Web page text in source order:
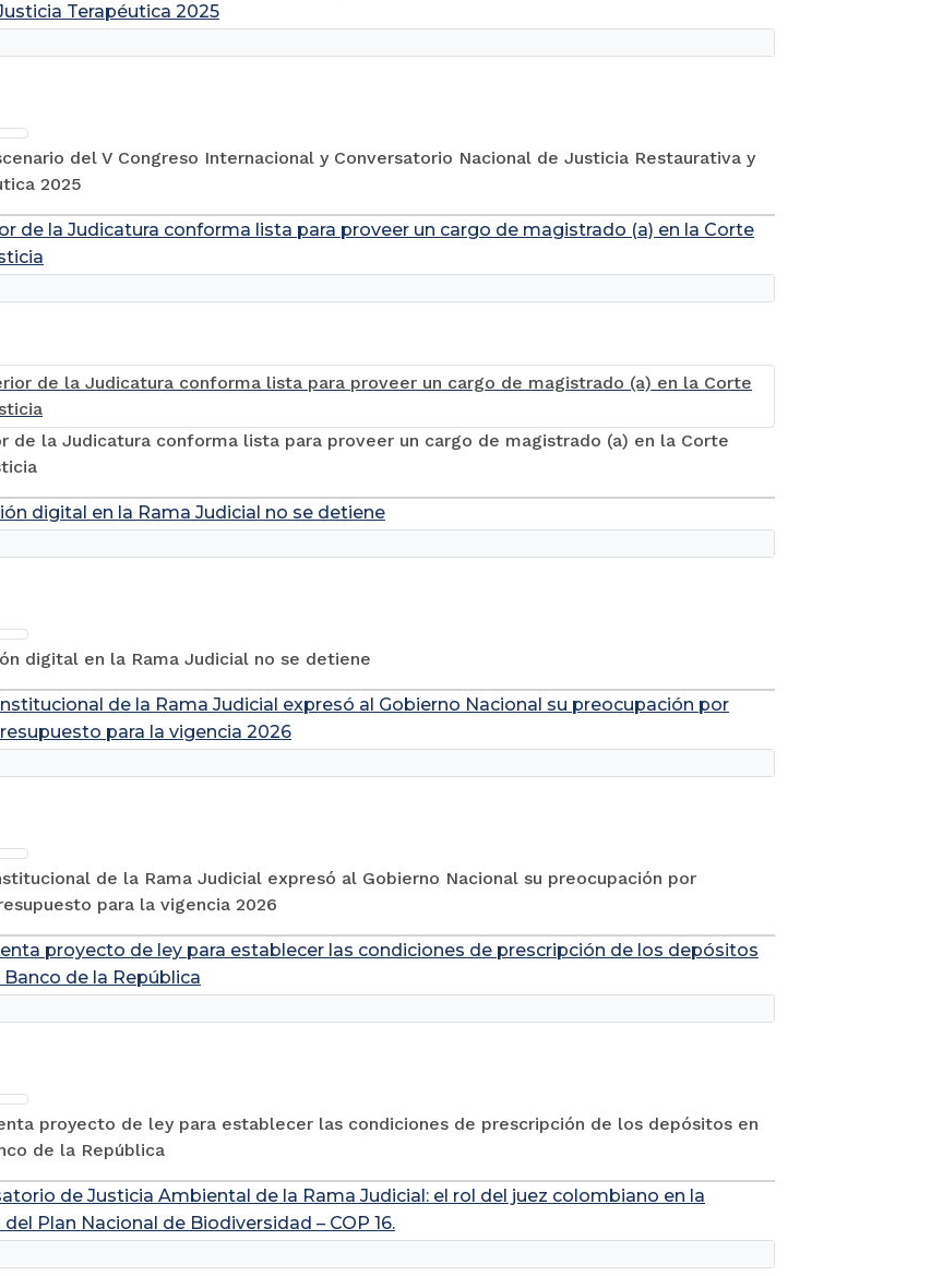
Terapéutica 2025
del V Congreso Internacional y Conversatorio Nacional de Justicia Restaurativa y
2025
de la Judicatura conforma lista para proveer un cargo de magistrado (a) en la Corte
de la Judicatura conforma lista para proveer un cargo de magistrado (a) en la Corte
digital en la Rama Judicial no se detiene
digital en la Rama Judicial no se detiene
de la Rama Judicial expresó al Gobierno Nacional su preocupación por
para la vigencia 2026
de la Rama Judicial expresó al Gobierno Nacional su preocupación por
para la vigencia 2026
proyecto de ley para establecer las condiciones de prescripción de los depósitos
de la República
proyecto de ley para establecer las condiciones de prescripción de los depósitos en
de la República
de Justicia Ambiental de la Rama Judicial: el rol del juez colombiano en la
Plan Nacional de Biodiversidad – COP 16.